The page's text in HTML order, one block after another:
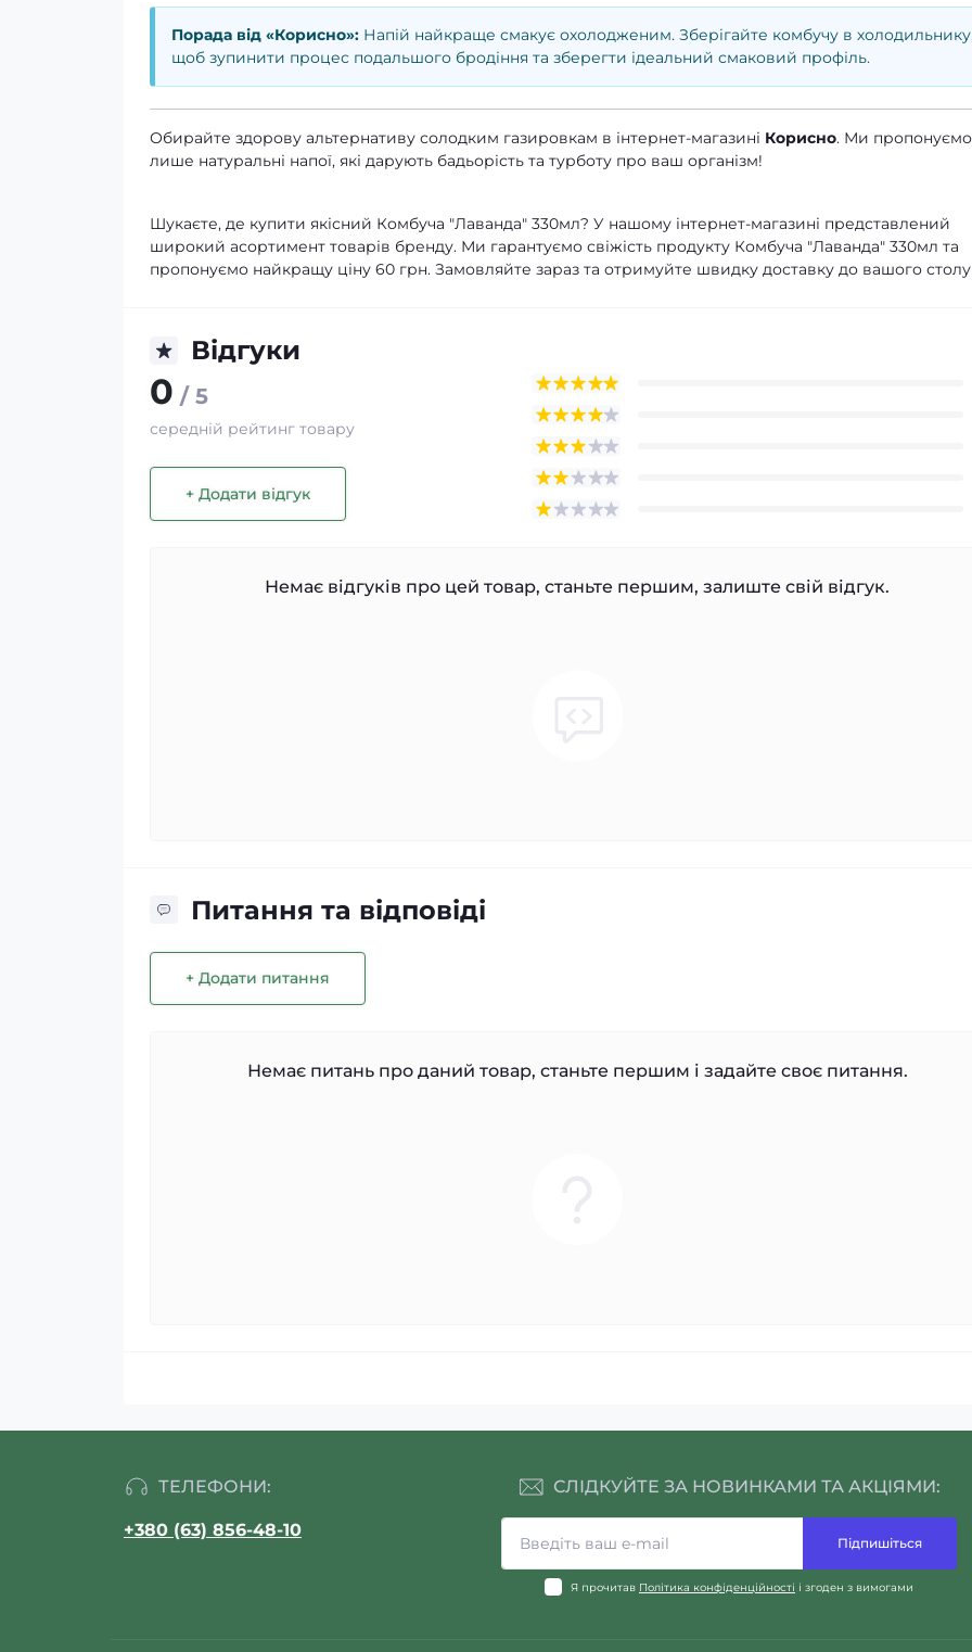
Порада від «Корисно»: Напій найкраще смакує охолодженим. Зберігайте комбучу в
щоб зупинити процес подальшого бродіння та зберегти ідеальний смаковий профіль.
Обирайте здорову альтернативу солодким газировкам в інтернет-магазині Корисно. Ми пропонуємо
лише натуральні напої, які дарують бадьорість та турботу про ваш організм!
Шукаєте, де купити якісний Комбуча "Лаванда" 330мл? У нашому інтернет-магазині представлений
широкий асортимент товарів бренду. Ми гарантуємо свіжість продукту Комбуча "Лаванда" 330мл та
пропонуємо найкращу ціну 60 грн. Замовляйте зараз та отримуйте швидку доставку до вашого
Відгуки
0 / 5
середній рейтинг товару
+ Додати відгук
Немає відгуків про цей товар, станьте першим, залиште свій відгук.
Питання та відповіді
+ Додати питання
Немає питань про даний товар, станьте першим і задайте своє питання.
ТЕЛЕФОНИ:
+380 (63) 856-48-10
СЛІДКУЙТЕ ЗА НОВИНКАМИ ТА АКЦІЯМИ:
Підпишіться
Я прочитав Політика конфіденційності і згоден з вимогами